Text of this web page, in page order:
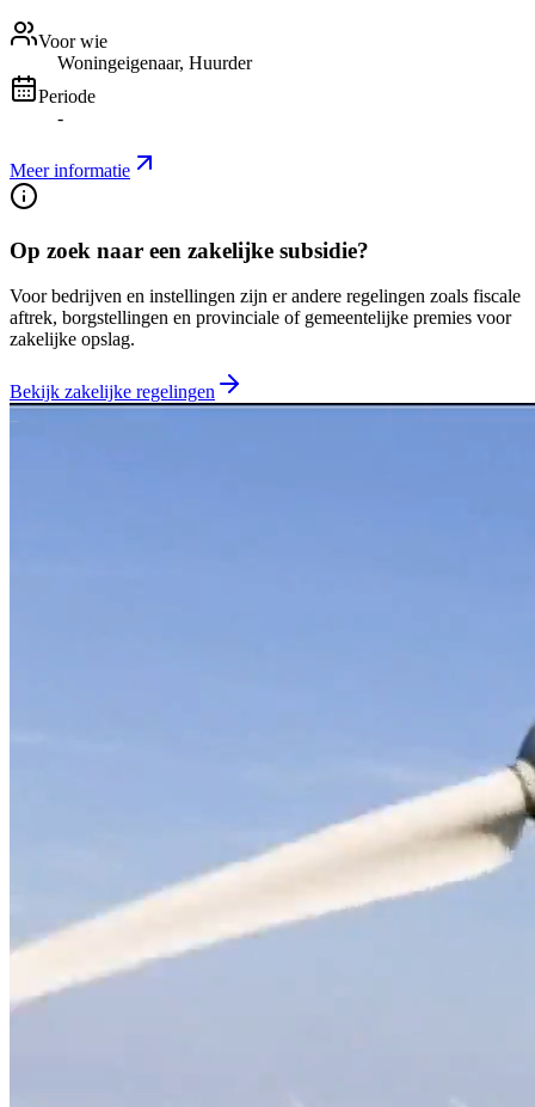
Voor wie
Woningeigenaar, Huurder
Periode
-
Meer informatie
Op zoek naar een zakelijke subsidie?
Voor bedrijven en instellingen zijn er andere regelingen zoals fiscale
aftrek, borgstellingen en provinciale of gemeentelijke premies voor
zakelijke opslag.
Bekijk zakelijke regelingen